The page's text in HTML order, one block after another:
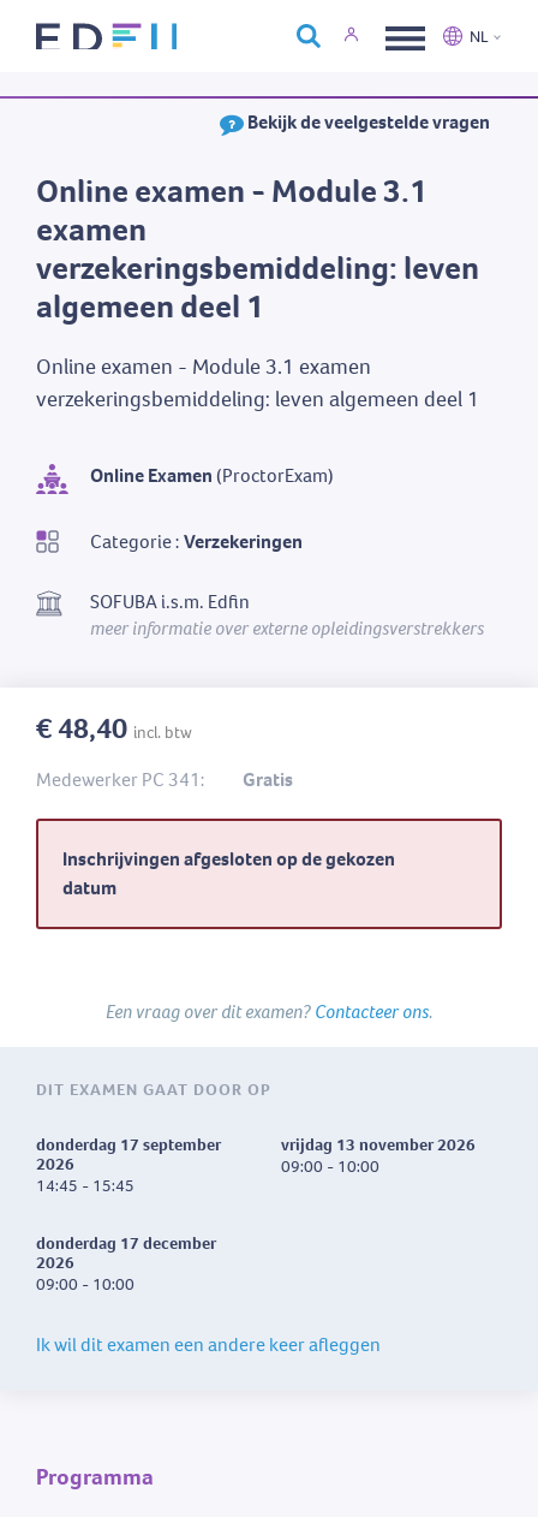
Over Edfin
Kalender
NL
Français
Bekijk de veelgestelde vragen
Online Examen(ProctorExam)
Categorie :Verzekeringen
SOFUBA i.s.m. Edfin
meer informatie over externe opleidingsverstrekkers
Online examen - Module 3.1
examen
verzekeringsbemiddeling: leven
algemeen deel 1
Online examen - Module 3.1 examen
verzekeringsbemiddeling: leven algemeen deel 1
€ 48,40 incl. btw
Medewerker PC 341: Gratis
Inschrijvingen afgesloten op de gekozen
datum
Een vraag over dit examen?Contacteer ons.
DIT EXAMEN GAAT DOOR OP
donderdag 17 september
2026
14:45 - 15:45
vrijdag 13 november 2026
09:00 - 10:00
donderdag 17 december
2026
09:00 - 10:00
Ik wil dit examen een andere keer afleggen
Programma